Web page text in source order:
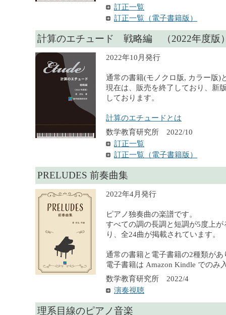
訂正一覧
訂正一覧（電子書籍版）
計算のエチュード 戦略編 （2022年度版
2022年10月発行
通常の書籍(モノクロ版, カラー版)
現在は、販売を終了しており、新
しております。
計算のエチュードとは
数学教育研究所 2022/10
訂正一覧
訂正一覧（電子書籍版）
PRELUDES 前奏曲集
2022年4月発行
ピアノ独奏曲の楽譜です。
すべての調の長調と短調が5度上
り、全24曲が掲載されています。
通常の書籍と電子書籍の2種類があ
電子書籍は Amazon Kindle でのみ
数学教育研究所 2022/4
演奏視聴
理系目線のピアノ音楽